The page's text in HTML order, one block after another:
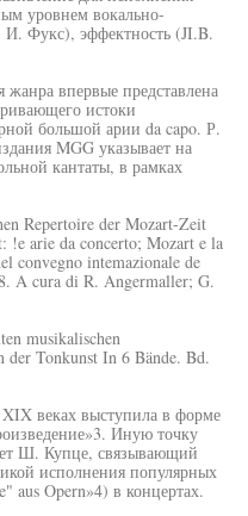
уровнем вокально-
И. Фукс), эффектность (JI.B.
впервые представлена
истоки
большой арии da capo. Р.
MGG указывает на
кантаты, в рамках
Repertoire der Mozart-Zeit
!e arie da concerto; Mozart e la
convegno intemazionale de
A cura di R. Angermaller; G.
musikalischen
der Tonkunst In 6 Bände. Bd.
веках выступила в форме
Иную точку
Ш. Купце, связывающий
исполнения популярных
aus Opern»4) в концертах.